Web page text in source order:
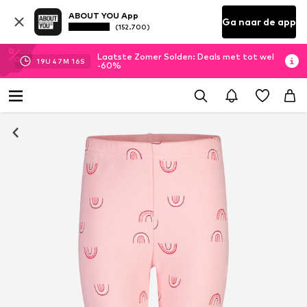
ABOUT YOU App
(152.700) Ga naar de app
19U 47M 16S
Laatste Zomer Solden: Deals met tot wel
-60%